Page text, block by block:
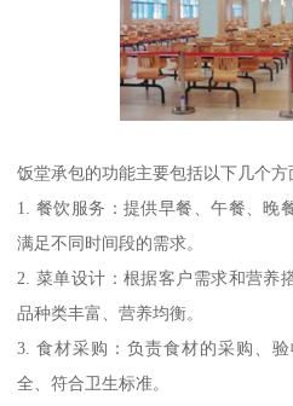
饭堂承包的功能主要包括以下几个方
1. 餐饮服务：提供早餐、午餐、晚
满足不同时间段的需求。
2. 菜单设计：根据客户需求和营养
品种类丰富、营养均衡。
3. 食材采购：负责食材的采购、
全、符合卫生标准。